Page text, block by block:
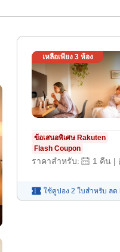
เหลือเพียง 3ห้อง
ข้อเสนอพิเศษ Rakuten
Flash Coupon
ราคาสำหรับ: 1 คืน |
ใช้คูปอง 2 ใบสำหรับ ลด